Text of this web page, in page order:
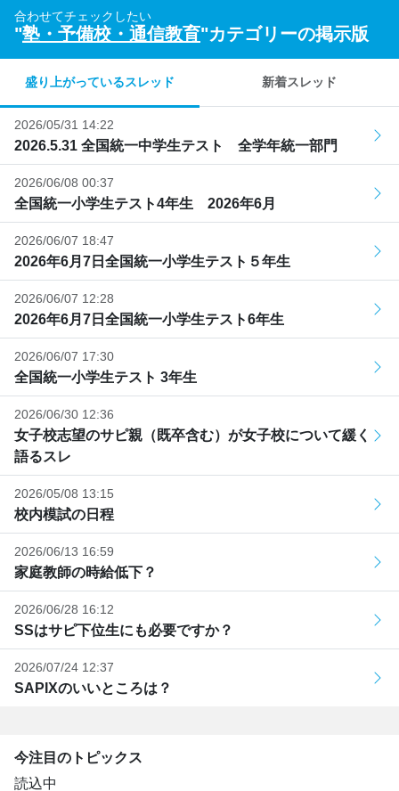
合わせてチェックしたい
"塾・予備校・通信教育"カテゴリーの掲示版
盛り上がっているスレッド 新着スレッド
2026/05/31 14:22
2026.5.31 全国統一中学生テスト 全学年統一部門
2026/06/08 00:37
全国統一小学生テスト4年生 2026年6月
2026/06/07 18:47
2026年6月7日全国統一小学生テスト５年生
2026/06/07 12:28
2026年6月7日全国統一小学生テスト6年生
2026/06/07 17:30
全国統一小学生テスト 3年生
2026/06/30 12:36
女子校志望のサピ親（既卒含む）が女子校について緩く
語るスレ
2026/05/08 13:15
校内模試の日程
2026/06/13 16:59
家庭教師の時給低下？
2026/06/28 16:12
SSはサピ下位生にも必要ですか？
2026/07/24 12:37
SAPIXのいいところは？
今注目のトピックス
読込中